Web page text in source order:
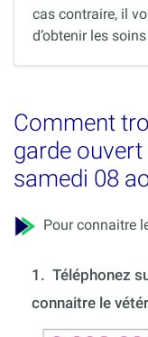
cas contraire, il
d’obtenir les
Comment
garde
samedi 08
Pour connaitre
1. Téléphonez
connaitre le